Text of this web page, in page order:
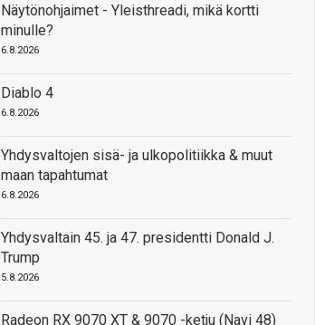
Näytönohjaimet - Yleisthreadi, mikä kortti
minulle?
6.8.2026
Diablo 4
6.8.2026
Yhdysvaltojen sisä- ja ulkopolitiikka & muut
maan tapahtumat
6.8.2026
Yhdysvaltain 45. ja 47. presidentti Donald J.
Trump
5.8.2026
Radeon RX 9070 XT & 9070 -ketju (Navi 48)